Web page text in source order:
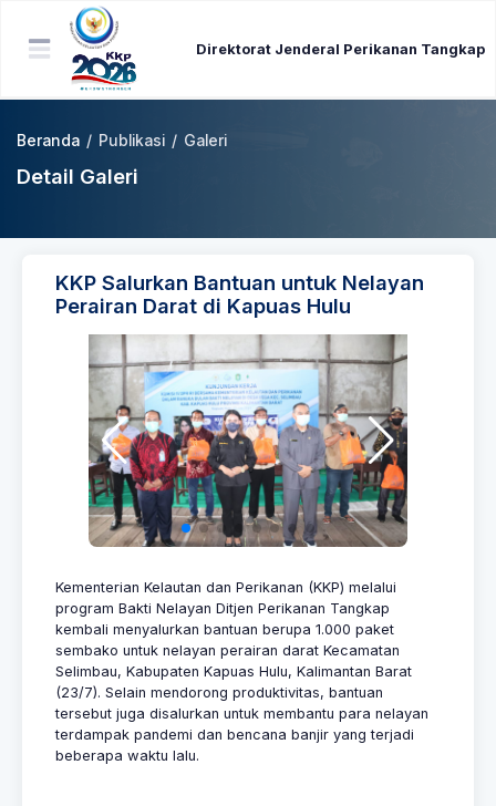
Direktorat Jenderal Perikanan Tangkap
Beranda / Publikasi / Galeri
Detail Galeri
KKP Salurkan Bantuan untuk Nelayan
Perairan Darat di Kapuas Hulu
Kementerian Kelautan dan Perikanan (KKP) melalui
program Bakti Nelayan Ditjen Perikanan Tangkap
kembali menyalurkan bantuan berupa 1.000 paket
sembako untuk nelayan perairan darat Kecamatan
Selimbau, Kabupaten Kapuas Hulu, Kalimantan Barat
(23/7). Selain mendorong produktivitas, bantuan
tersebut juga disalurkan untuk membantu para nelayan
terdampak pandemi dan bencana banjir yang terjadi
beberapa waktu lalu.